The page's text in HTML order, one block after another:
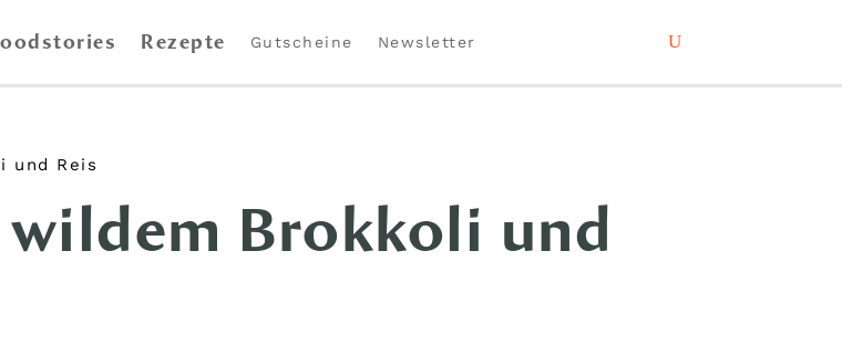
Rezepte Gutscheine Newsletter
und Reis
Brokkoli und